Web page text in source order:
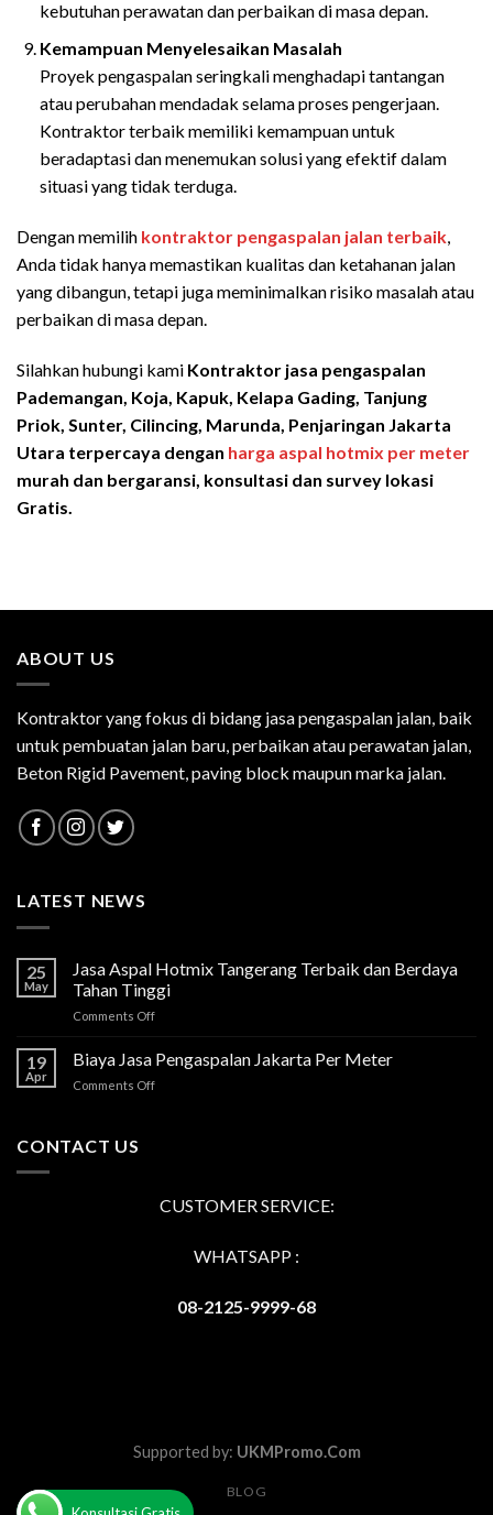
kebutuhan perawatan dan perbaikan di masa depan.
Kemampuan Menyelesaikan Masalah
Proyek pengaspalan seringkali menghadapi tantangan
atau perubahan mendadak selama proses pengerjaan.
Kontraktor terbaik memiliki kemampuan untuk
beradaptasi dan menemukan solusi yang efektif dalam
situasi yang tidak terduga.
Dengan memilih kontraktor pengaspalan jalan terbaik,
Anda tidak hanya memastikan kualitas dan ketahanan jalan
yang dibangun, tetapi juga meminimalkan risiko masalah atau
perbaikan di masa depan.
Silahkan hubungi kami Kontraktor jasa pengaspalan
Pademangan, Koja, Kapuk, Kelapa Gading, Tanjung
Priok, Sunter, Cilincing, Marunda, Penjaringan Jakarta
Utara terpercaya dengan harga aspal hotmix per meter
murah dan bergaransi, konsultasi dan survey lokasi
Gratis.
ABOUT US
Kontraktor yang fokus di bidang jasa pengaspalan jalan, baik
untuk pembuatan jalan baru, perbaikan atau perawatan jalan,
Beton Rigid Pavement, paving block maupun marka jalan.
LATEST NEWS
25
May
Jasa Aspal Hotmix Tangerang Terbaik dan Berdaya
Tahan Tinggi
Comments Offon
Aspal
Hotmix
Tangerang
19
Apr
Biaya Jasa Pengaspalan Jakarta Per Meter
Comments Offon
CONTACT US
CUSTOMER SERVICE:
WHATSAPP :
08-2125-9999-68
Supported by: UKMPromo.Com
BLOG